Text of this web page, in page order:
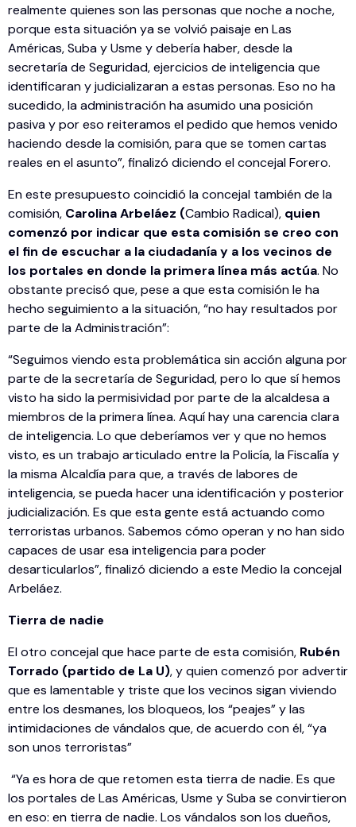
realmente quienes son las personas que noche a noche,
porque esta situación ya se volvió paisaje en Las
Américas, Suba y Usme y debería haber, desde la
secretaría de Seguridad, ejercicios de inteligencia que
identificaran y judicializaran a estas personas. Eso no ha
sucedido, la administración ha asumido una posición
pasiva y por eso reiteramos el pedido que hemos venido
haciendo desde la comisión, para que se tomen cartas
reales en el asunto”, finalizó diciendo el concejal Forero.
En este presupuesto coincidió la concejal también de la
comisión, Carolina Arbeláez (Cambio Radical), quien
comenzó por indicar que esta comisión se creo con
el fin de escuchar a la ciudadanía y a los vecinos de
los portales en donde la primera línea más actúa. No
obstante precisó que, pese a que esta comisión le ha
hecho seguimiento a la situación, “no hay resultados por
parte de la Administración”:
“Seguimos viendo esta problemática sin acción alguna por
parte de la secretaría de Seguridad, pero lo que sí hemos
visto ha sido la permisividad por parte de la alcaldesa a
miembros de la primera línea. Aquí hay una carencia clara
de inteligencia. Lo que deberíamos ver y que no hemos
visto, es un trabajo articulado entre la Policía, la Fiscalía y
la misma Alcaldía para que, a través de labores de
inteligencia, se pueda hacer una identificación y posterior
judicialización. Es que esta gente está actuando como
terroristas urbanos. Sabemos cómo operan y no han sido
capaces de usar esa inteligencia para poder
desarticularlos”, finalizó diciendo a este Medio la concejal
Arbeláez.
Tierra de nadie
El otro concejal que hace parte de esta comisión, Rubén
Torrado (partido de La U), y quien comenzó por advertir
que es lamentable y triste que los vecinos sigan viviendo
entre los desmanes, los bloqueos, los “peajes” y las
intimidaciones de vándalos que, de acuerdo con él, “ya
son unos terroristas”
“Ya es hora de que retomen esta tierra de nadie. Es que
los portales de Las Américas, Usme y Suba se convirtieron
en eso: en tierra de nadie. Los vándalos son los dueños,